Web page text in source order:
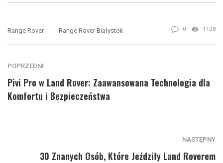
Range Rover Range Rover Białystok 0 1128
POPRZEDNI
Pivi Pro w Land Rover: Zaawansowana Technologia dla
Komfortu i Bezpieczeństwa
NASTĘPNY
30 Znanych Osób, Które Jeździły Land Roverem